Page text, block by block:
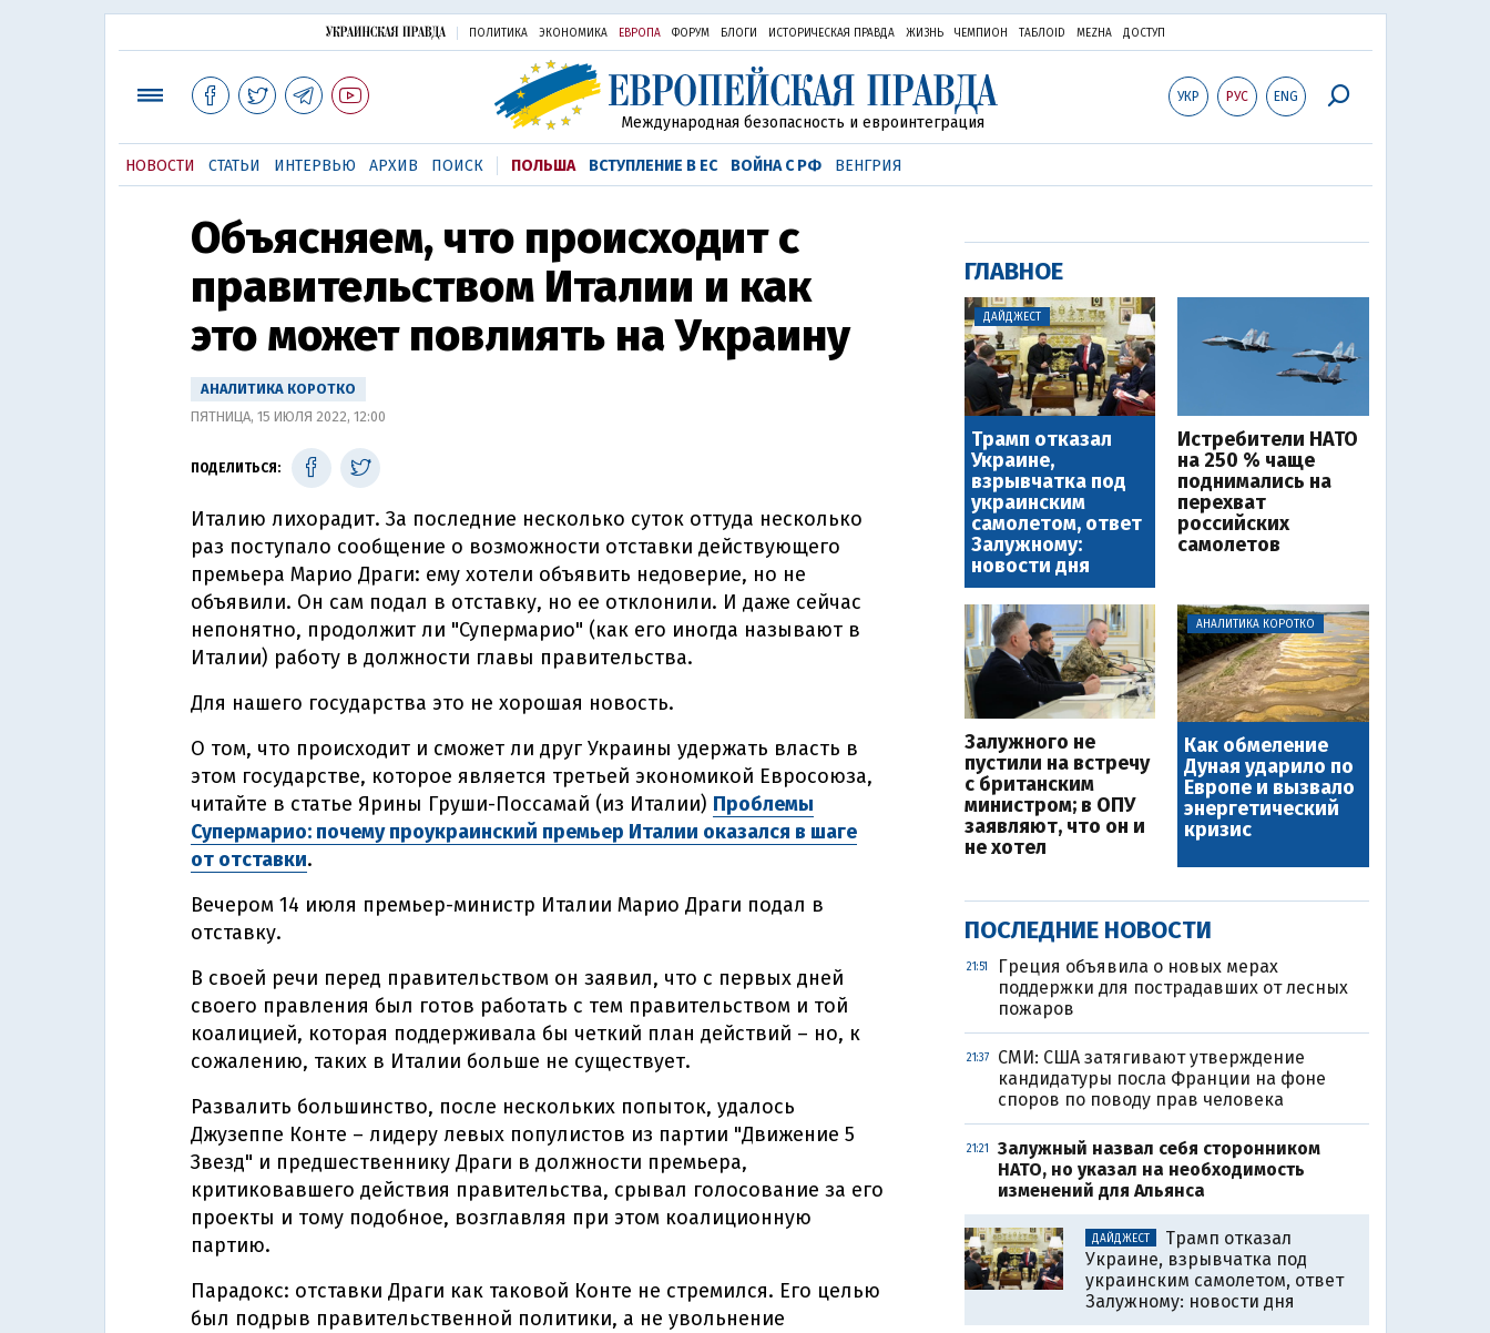
ПОЛИТИКА ЭКОНОМИКА ЕВРОПА ФОРУМ БЛОГИ ИСТОРИЧЕСКАЯ ПРАВДА ЖИЗНЬ ЧЕМПИОН ТАБЛОID MEZHA ДОСТУП
УКР РУС ENG
Международная безопасность и евроинтеграция
НОВОСТИ СТАТЬИ ИНТЕРВЬЮ АРХИВ ПОИСК ПОЛЬША ВСТУПЛЕНИЕ В ЕС ВОЙНА С РФ ВЕНГРИЯ
Объясняем, что происходит с
правительством Италии и как
это может повлиять на Украину
АНАЛИТИКА КОРОТКО
ПЯТНИЦА, 15 ИЮЛЯ 2022, 12:00
ПОДЕЛИТЬСЯ:
Италию лихорадит. За последние несколько суток оттуда несколько
раз поступало сообщение о возможности отставки действующего
премьера Марио Драги: ему хотели объявить недоверие, но не
объявили. Он сам подал в отставку, но ее отклонили. И даже сейчас
непонятно, продолжит ли "Супермарио" (как его иногда называют в
Италии) работу в должности главы правительства.
Для нашего государства это не хорошая новость.
О том, что происходит и сможет ли друг Украины удержать власть в
этом государстве, которое является третьей экономикой Евросоюза,
читайте в статье Ярины Груши-Поссамай (из Италии) Проблемы
Супермарио: почему проукраинский премьер Италии оказался в шаге
от отставки.
Вечером 14 июля премьер-министр Италии Марио Драги подал в
отставку.
В своей речи перед правительством он заявил, что с первых дней
своего правления был готов работать с тем правительством и той
коалицией, которая поддерживала бы четкий план действий – но, к
сожалению, таких в Италии больше не существует.
Развалить большинство, после нескольких попыток, удалось
Джузеппе Конте – лидеру левых популистов из партии "Движение 5
Звезд" и предшественнику Драги в должности премьера,
критиковавшего действия правительства, срывал голосование за его
проекты и тому подобное, возглавляя при этом коалиционную
партию.
Парадокс: отставки Драги как таковой Конте не стремился. Его целью
был подрыв правительственной политики, а не увольнение
ГЛАВНОЕ
ДАЙДЖЕСТ
Трамп отказал
Украине,
взрывчатка под
украинским
самолетом, ответ
Залужному:
новости дня
Истребители НАТО
на 250 % чаще
поднимались на
перехват
российских
самолетов
Залужного не
пустили на встречу
с британским
министром; в ОПУ
заявляют, что он и
не хотел
АНАЛИТИКА КОРОТКО
Как обмеление
Дуная ударило по
Европе и вызвало
энергетический
кризис
ПОСЛЕДНИЕ НОВОСТИ
21:51
Греция объявила о новых мерах
поддержки для пострадавших от лесных
пожаров
21:37
СМИ: США затягивают утверждение
кандидатуры посла Франции на фоне
споров по поводу прав человека
21:21
Залужный назвал себя сторонником
НАТО, но указал на необходимость
изменений для Альянса
ДАЙДЖЕСТ
Трамп отказал
Украине, взрывчатка под
украинским самолетом, ответ
Залужному: новости дня